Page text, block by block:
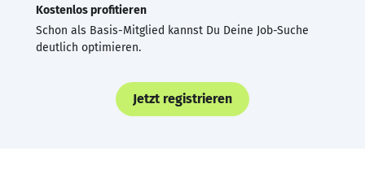
Kostenlos profitieren
Schon als Basis-Mitglied kannst Du Deine Job-Suche
deutlich optimieren.
Jetzt registrieren